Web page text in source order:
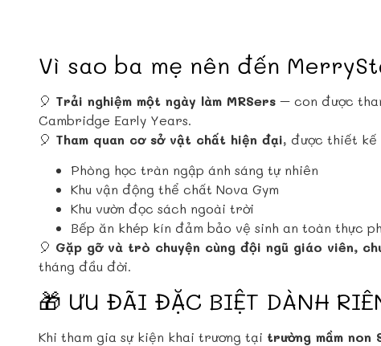
Vì sao ba mẹ nên đến
🎈 Trải nghiệm một ngày làm MRSers – con được
Cambridge Early Years.
🎈 Tham quan cơ sở vật chất hiện đại, được thiết kế
Phòng học tràn ngập ánh sáng tự nhiên
Khu vận động thể chất Nova Gym
Khu vườn đọc sách ngoài trời
Bếp ăn khép kín đảm bảo vệ sinh an toàn thực
🎈 Gặp gỡ và trò chuyện cùng đội ngũ giáo viên,
tháng đầu đời.
🎁 ƯU ĐÃI ĐẶC BIỆT DÀNH
Khi tham gia sự kiện khai trương tại trường mầm non